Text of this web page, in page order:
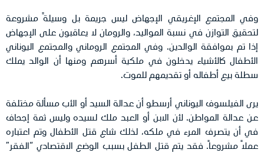
وفي المجتمع الإغريقي الإجهاض ليس جريمة بل وسيلةً مشروعة
لتحقيق التوازن في نسبة المواليد، والرومان لا يعاقبون على الإجهاض
إذا تم بموافقة الوالدين. وفي المجتمع الروماني والمجتمع اليوناني
الأطفال كالأشياء يدخلون في ملكية أسرهم ومنها أن الوالد يملك
سطلة بيع أطفاله أو تقديمهم للموت.
يرى الفيلسوف اليوناني أرسطو أن عدالة السيد أو الأب مسألة مختلفة
عن عدالة المواطن. لأن الابن أو العبد ملك لسيده وليس ثمة إجحاف
في أن يتصرف المرء في ملكه، لذلك شاع قتل الأطفال وتم اعتباره
عملاً مشروعاً. فقد يتم قتل الطفل بسبب الوضع الاقتصادي “الفقر”